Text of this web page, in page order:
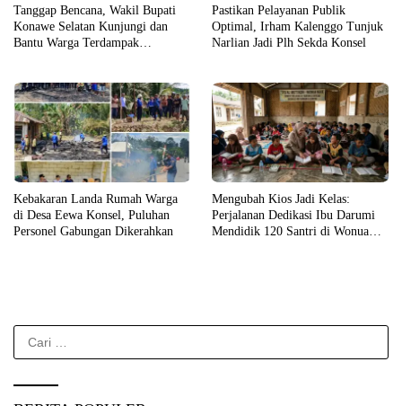
Tanggap Bencana, Wakil Bupati
Konawe Selatan Kunjungi dan
Bantu Warga Terdampak
Pastikan Pelayanan Publik
Optimal, Irham Kalenggo Tunjuk
Narlian Jadi Plh Sekda Konsel
Kebakaran Landa Rumah Warga
di Desa Eewa Konsel, Puluhan
Personel Gabungan Dikerahkan
Mengubah Kios Jadi Kelas:
Perjalanan Dedikasi Ibu Darumi
Mendidik 120 Santri di Wonua
Cari
untuk: